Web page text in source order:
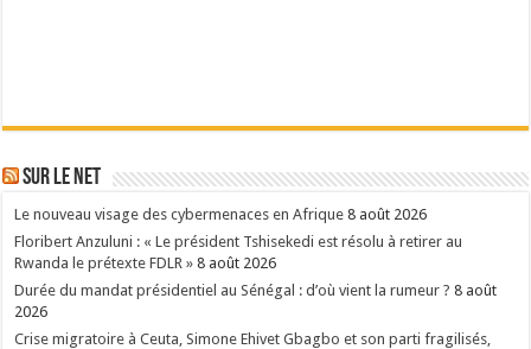
Sur le Net
Le nouveau visage des cybermenaces en Afrique 8 août 2026
Floribert Anzuluni : « Le président Tshisekedi est résolu à retirer au
Rwanda le prétexte FDLR » 8 août 2026
Durée du mandat présidentiel au Sénégal : d’où vient la rumeur ? 8 août
2026
Crise migratoire à Ceuta, Simone Ehivet Gbagbo et son parti fragilisés,